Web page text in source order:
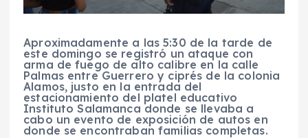
Aproximadamente a las 5:30 de la tarde de
este domingo se registró un ataque con
arma de fuego de alto calibre en la calle
Palmas entre Guerrero y ciprés de la colonia
Alamos, justo en la entrada del
estacionamiento del platel educativo
Instituto Salamanca donde se llevaba a
cabo un evento de exposición de autos en
donde se encontraban familias completas.